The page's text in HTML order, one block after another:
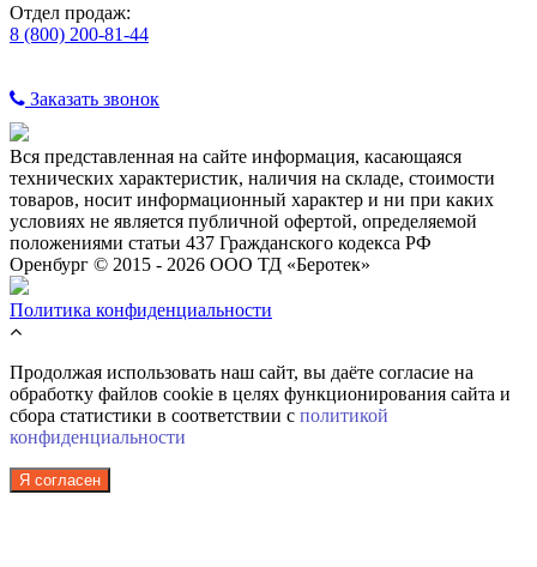
Отдел продаж:
8 (800) 200-81-44
Заказать звонок
Вся представленная на сайте информация, касающаяся
технических характеристик, наличия на складе, стоимости
товаров, носит информационный характер и ни при каких
условиях не является публичной офертой, определяемой
положениями статьи 437 Гражданского кодекса РФ
Оренбург © 2015 - 2026 ООО ТД «Беротек»
Политика конфиденциальности
Продолжая использовать наш сайт, вы даёте согласие на
обработку файлов cookie в целях функционирования сайта и
сбора статистики в соответствии с политикой
конфиденциальности
Я согласен